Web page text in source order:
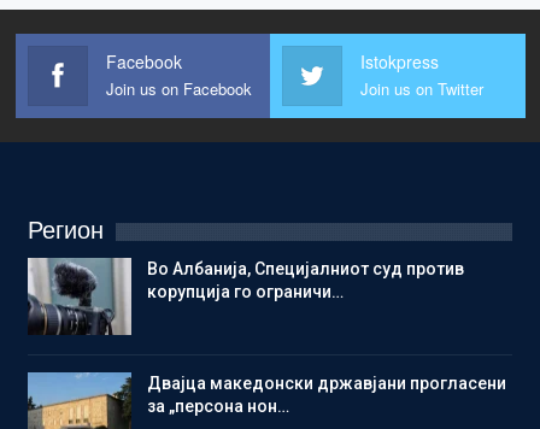
Facebook
Join us on Facebook
Istokpress
Join us on Twitter
Регион
Во Албанија, Специјалниот суд против
корупција го ограничи…
Двајца македонски државјани прогласени
за „персона нон…